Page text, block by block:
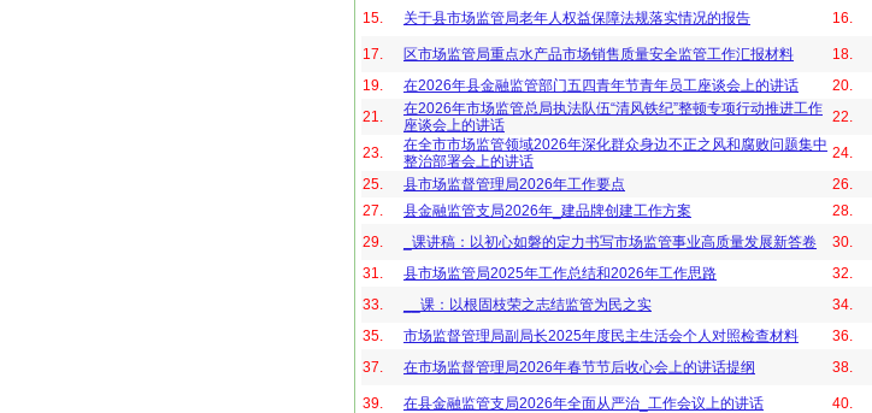
15. 关于县市场监管局老年人权益保障法规落实情况的报告 16.
17.
区市场监管局重点水产品市场销售质量安全监管工作汇报材料 18.
19.
在2026年县金融监管部门五四青年节青年员工座谈会上的讲话 20.
21.
在2026年市场监管总局执法队伍“清风铁纪”整顿专项行动推进工作
座谈会上的讲话
22.
23.
在全市市场监管领域2026年深化群众身边不正之风和腐败问题集中
整治部署会上的讲话
24.
25.
县市场监督管理局2026年工作要点 26.
27.
县金融监管支局2026年_建品牌创建工作方案 28.
29.
_课讲稿：以初心如磐的定力书写市场监管事业高质量发展新答卷 30.
31.
县市场监管局2025年工作总结和2026年工作思路 32.
33.
__课：以根固枝荣之志结监管为民之实 34.
35.
市场监督管理局副局长2025年度民主生活会个人对照检查材料 36.
37.
在市场监督管理局2026年春节节后收心会上的讲话提纲 38.
39.
在县金融监管支局2026年全面从严治_工作会议上的讲话 40.